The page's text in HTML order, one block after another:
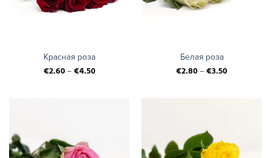
Красная роза
€2.60– €4.50
Белая роза
€2.80– €3.50